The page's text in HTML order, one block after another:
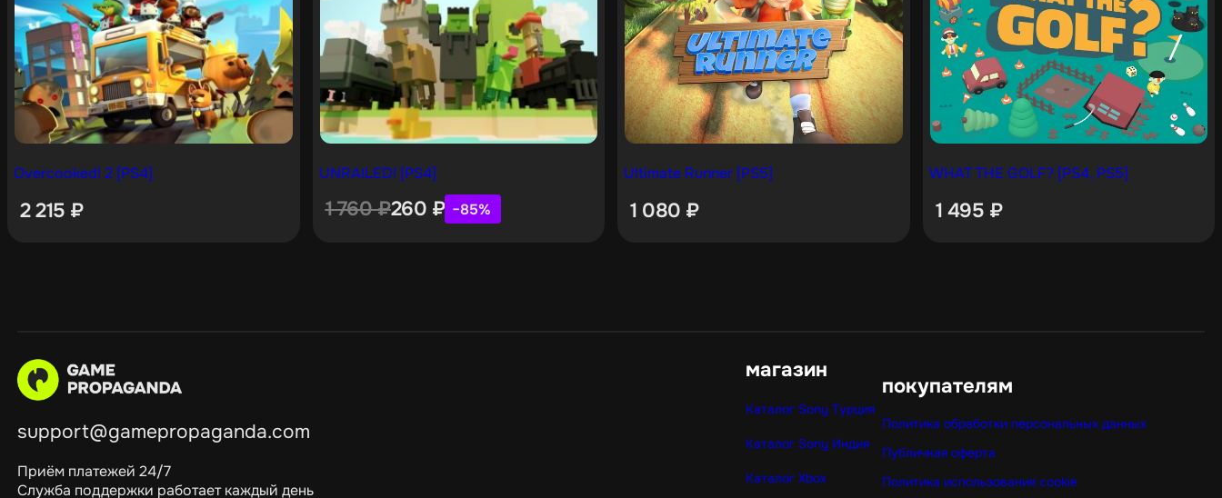
Overcooked! 2 [PS4]
2 215 ₽
UNRAILED! [PS4]
1 760₽260 ₽ −85%
Ultimate Runner [PS5]
1 080 ₽
WHAT THE GOLF? [PS4, PS5]
1 495 ₽
support@gamepropaganda.com
Приём платежей 24/7
Служба поддержки работает каждый день
магазин
Каталог Sony Турция
Каталог Sony Индия
Каталог Xbox
покупателям
Политика обработки персональных данных
Публичная оферта
Политика использования cookie